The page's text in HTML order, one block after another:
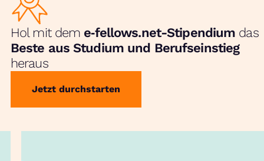
Hol mit dem e‑fellows.net-Stipendium das
Beste aus Studium und Berufseinstieg
heraus
Jetzt durchstarten